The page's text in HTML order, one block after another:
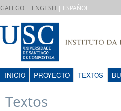
GALEGO ENGLISH | ESPAÑOL
INICIO PROYECTO TEXTOS
Textos